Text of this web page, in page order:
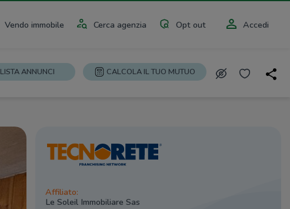
Vendo immobile Cerca agenzia Opt out Accedi
LISTA ANNUNCI CALCOLA IL TUO MUTUO
Affiliato:
Le Soleil Immobiliare Sas